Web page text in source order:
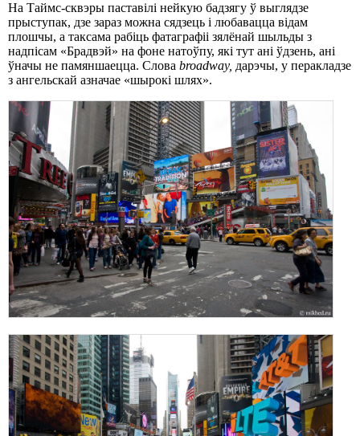
На Таймс-сквэры паставілі нейкую бадзягу ў выглядзе
прыступак, дзе зараз можна сядзець і любавацца відам
плошчы, а таксама рабіць фатаграфіі зялёнай шыльды з
надпісам «Брадвэй» на фоне натоўпу, які тут ані ўдзень, ані
ўначы не памяншаецца. Слова broadway, дарэчы, у перакладзе
з ангельскай азначае «шырокі шлях».